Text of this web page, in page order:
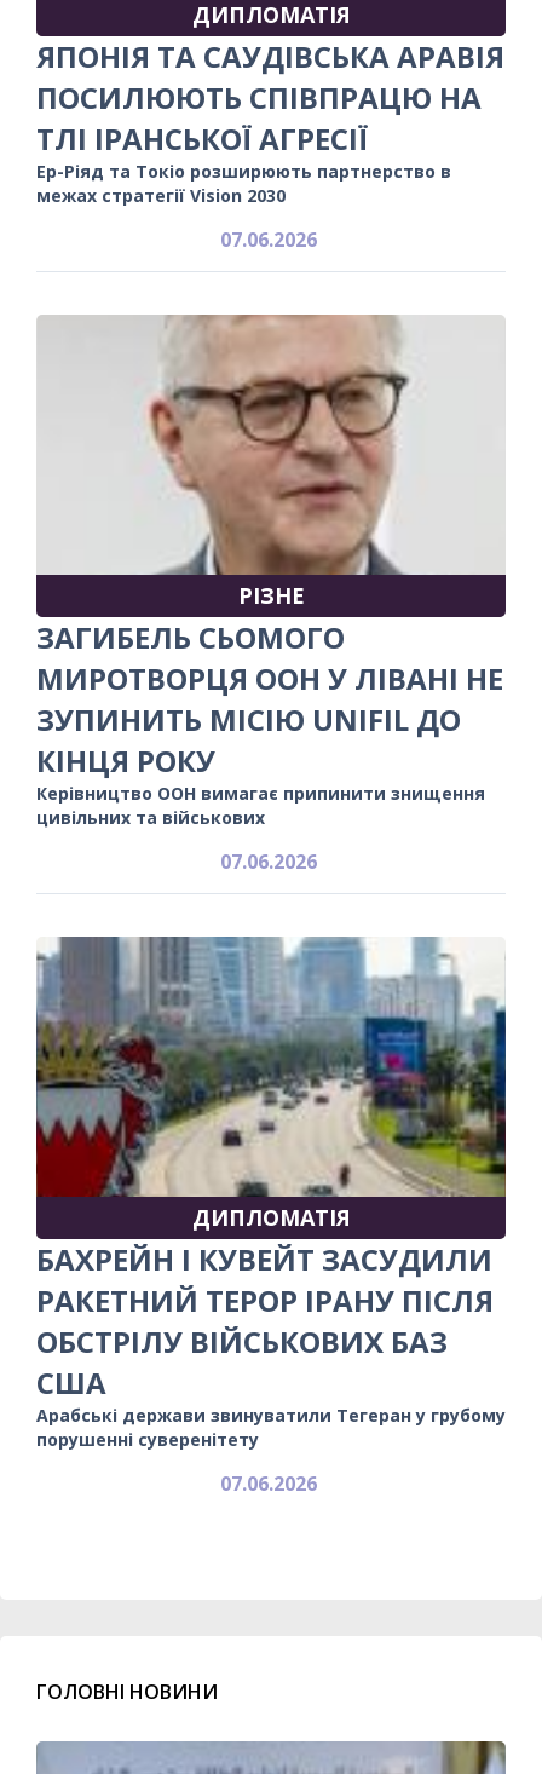
ДИПЛОМАТІЯ
ЯПОНІЯ ТА САУДІВСЬКА АРАВІЯ
ПОСИЛЮЮТЬ СПІВПРАЦЮ НА
ТЛІ ІРАНСЬКОЇ АГРЕСІЇ
Ер-Ріяд та Токіо розширюють партнерство в
межах стратегії Vision 2030
07.06.2026
РІЗНЕ
ЗАГИБЕЛЬ СЬОМОГО
МИРОТВОРЦЯ ООН У ЛІВАНІ НЕ
ЗУПИНИТЬ МІСІЮ UNIFIL ДО
КІНЦЯ РОКУ
Керівництво ООН вимагає припинити знищення
цивільних та військових
07.06.2026
ДИПЛОМАТІЯ
БАХРЕЙН І КУВЕЙТ ЗАСУДИЛИ
РАКЕТНИЙ ТЕРОР ІРАНУ ПІСЛЯ
ОБСТРІЛУ ВІЙСЬКОВИХ БАЗ
США
Арабські держави звинуватили Тегеран у грубому
порушенні суверенітету
07.06.2026
ГОЛОВНІ НОВИНИ